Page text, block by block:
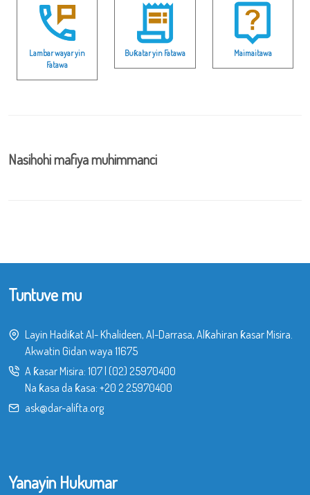
Lambar wayar yin
Fatawa
Buƙatar yin Fatawa Maimaitawa
Nasihohi mafiya muhimmanci
Tuntuve mu
Layin Hadiƙat Al- Khalideen, Al-Darrasa, Alƙahiran ƙasar Misira.
Akwatin Gidan waya 11675
A ƙasar Misira: 107| (02) 25970400
Na ƙasa da ƙasa: +20 2 25970400
ask@dar-alifta.org
Yanayin Hukumar